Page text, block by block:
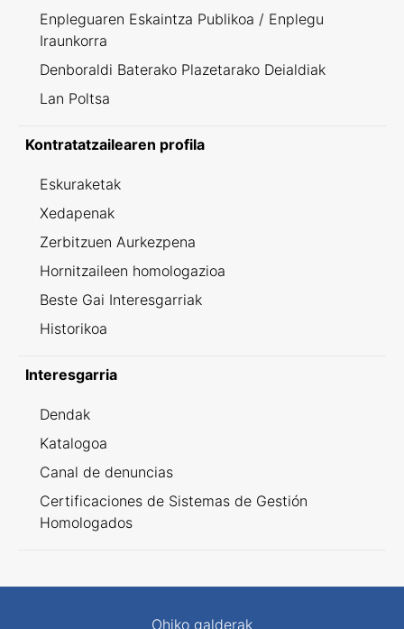
Enpleguaren Eskaintza Publikoa / Enplegu
Iraunkorra
Denboraldi Baterako Plazetarako Deialdiak
Lan Poltsa
Kontratatzailearen profila
Eskuraketak
Xedapenak
Zerbitzuen Aurkezpena
Hornitzaileen homologazioa
Beste Gai Interesgarriak
Historikoa
Interesgarria
Dendak
Katalogoa
Canal de denuncias
Certificaciones de Sistemas de Gestión
Homologados
Ohiko galderak